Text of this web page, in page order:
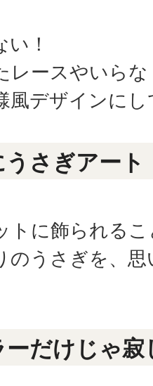
！
レースやいら
風デザインに
さぎアート
トに飾られる
のうさぎを、
だけじゃ寂